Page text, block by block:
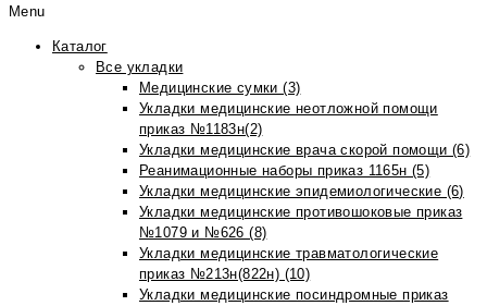
Menu
Каталог
Все укладки
Медицинские сумки (3)
Укладки медицинские неотложной помощи
приказ №1183н(2)
Укладки медицинские врача скорой помощи (6)
Реанимационные наборы приказ 1165н (5)
Укладки медицинские эпидемиологические (6)
Укладки медицинские противошоковые приказ
№1079 и №626 (8)
Укладки медицинские травматологические
приказ №213н(822н) (10)
Укладки медицинские посиндромные приказ